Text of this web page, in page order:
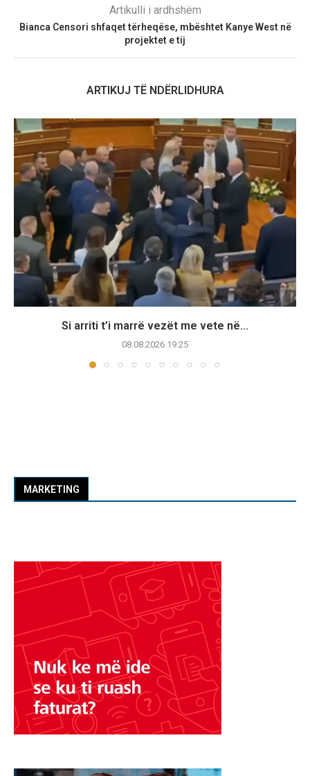
Artikulli i ardhshëm
Bianca Censori shfaqet tërheqëse, mbështet Kanye West në
projektet e tij
ARTIKUJ TË NDËRLIDHURA
Si arriti t’i marrë vezët me vete në...
08.08.2026 19:25
MARKETING